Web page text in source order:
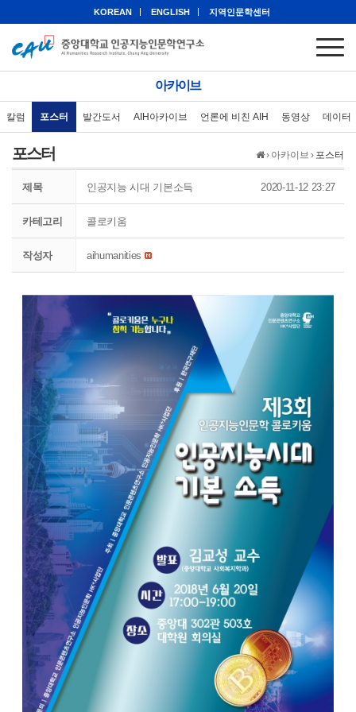
KOREAN ENGLISH 지역인문학센터
아카이브
칼럼 포스터 발간도서 AIH아카이브 언론에 비친 AIH 동영상 데이터
› 아카이브 › 포스터
포스터
제목 인공지능 시대 기본소득 2020-11-12 23:27
카테고리 콜로키움
작성자 aihumanities